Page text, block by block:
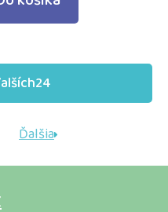
24
Ďalšia